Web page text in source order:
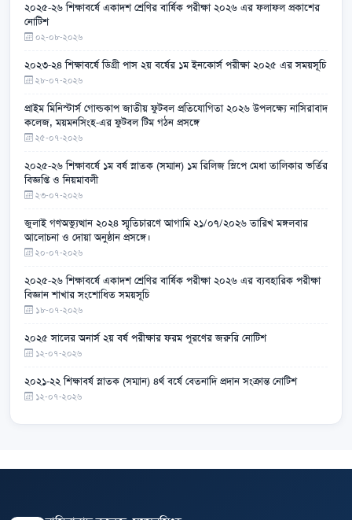
২০২৫-২৬ শিক্ষাবর্ষে একাদশ শ্রেণির বার্ষিক পরীক্ষা ২০২৬ এর ফলাফল প্রকাশের
নোটিশ
০২-০৮-২০২৬
২০২৩-২৪ শিক্ষাবর্ষে ডিগ্রী পাস ২য় বর্ষের ১ম ইনকোর্স পরীক্ষা ২০২৫ এর সময়সূচি
২৮-০৭-২০২৬
প্রাইম মিনিস্টার্স গোল্ডকাপ জাতীয় ফুটবল প্রতিযোগিতা ২০২৬ উপলক্ষ্যে নাসিরাবাদ
কলেজ, ময়মনসিংহ-এর ফুটবল টিম গঠন প্রসঙ্গে
২৫-০৭-২০২৬
২০২৫-২৬ শিক্ষাবর্ষে ১ম বর্ষ স্নাতক (সম্মান) ১ম রিলিজ স্লিপে মেধা তালিকার ভর্তির
বিজ্ঞপ্তি ও নিয়মাবলী
২৩-০৭-২০২৬
জুলাই গণঅভ্যুত্থান ২০২৪ স্মৃতিচারণে আগামি ২১/০৭/২০২৬ তারিখ মঙ্গলবার
আলোচনা ও দোয়া অনুষ্ঠান প্রসঙ্গে।
২০-০৭-২০২৬
২০২৫-২৬ শিক্ষাবর্ষে একাদশ শ্রেণির বার্ষিক পরীক্ষা ২০২৬ এর ব্যবহারিক পরীক্ষা
বিজ্ঞান শাখার সংশোধিত সময়সূচি
১৮-০৭-২০২৬
২০২৫ সালের অনার্স ২য় বর্ষ পরীক্ষার ফরম পূরণের জরুরি নোটিশ
১২-০৭-২০২৬
২০২১-২২ শিক্ষাবর্ষ স্নাতক (সম্মান) ৪র্থ বর্ষে বেতনাদি প্রদান সংক্রান্ত নোটিশ
১২-০৭-২০২৬